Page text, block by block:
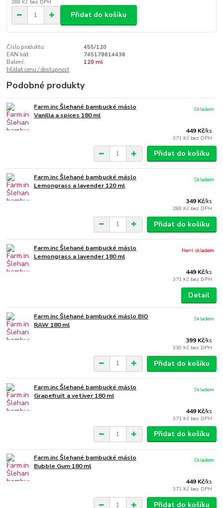
288 Kč bez DPH
Přidat do košíku
Číslo produktu:
455/120
EAN kód:
745178614436
Balení:
120 ml
Hlídat cenu / dostupnost
Podobné produkty
Farm.inc Šlehané bambucké máslo
Vanilla a spices 180 ml
449 Kč/ks
371 Kč bez DPH
Skladem
Přidat do košíku
Farm.inc Šlehané bambucké máslo
Lemongrass a lavender 120 ml
349 Kč/ks
288 Kč bez DPH
Skladem
Přidat do košíku
Farm.inc Šlehané bambucké máslo
Lemongrass a lavender 180 ml
449 Kč/ks
371 Kč bez DPH
Není skladem
Detail
Farm.inc Šlehané bambucké máslo BIO
RAW 180 ml
399 Kč/ks
330 Kč bez DPH
Skladem
Přidat do košíku
Farm.inc Šlehané bambucké máslo
Grapefruit a vetiver 180 ml
449 Kč/ks
371 Kč bez DPH
Skladem
Přidat do košíku
Farm.inc Šlehané bambucké máslo
Bubble Gum 180 ml
449 Kč/ks
371 Kč bez DPH
Skladem
Přidat do košíku